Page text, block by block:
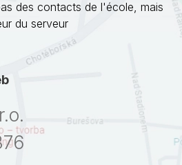
des contacts de l'école, mais
du serveur